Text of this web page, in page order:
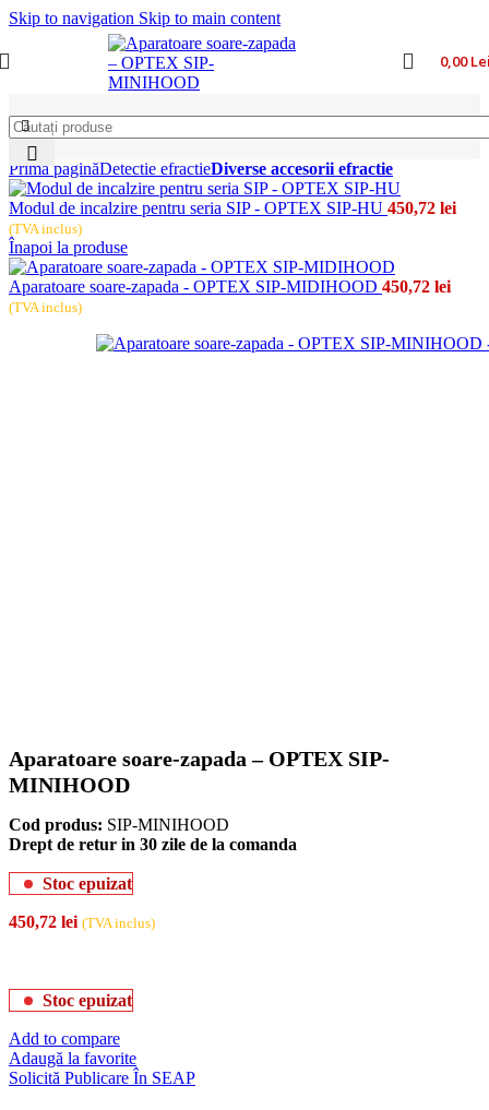
Skip to navigation Skip to main content
0,00
Prima paginăDetectie efractieDiverse accesorii efractie
Modul de incalzire pentru seria SIP - OPTEX SIP-HU 450,72 lei
(TVA inclus)
Înapoi la produse
Aparatoare soare-zapada - OPTEX SIP-MIDIHOOD 450,72 lei
(TVA inclus)
Aparatoare soare-zapada – OPTEX SIP-
MINIHOOD
Cod produs: SIP-MINIHOOD
Drept de retur in 30 zile de la comanda
Stoc epuizat
450,72 lei (TVA inclus)
Stoc epuizat
Add to compare
Adaugă la favorite
Solicită Publicare În SEAP